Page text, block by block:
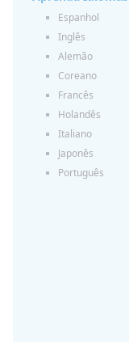
Espanhol
Inglês
Alemão
Coreano
Francês
Holandês
Italiano
Japonês
Português